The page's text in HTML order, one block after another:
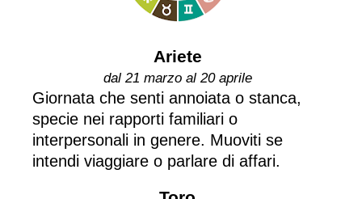
Ariete
dal 21 marzo al 20 aprile
Giornata che senti annoiata o stanca,
specie nei rapporti familiari o
interpersonali in genere. Muoviti se
intendi viaggiare o parlare di affari.